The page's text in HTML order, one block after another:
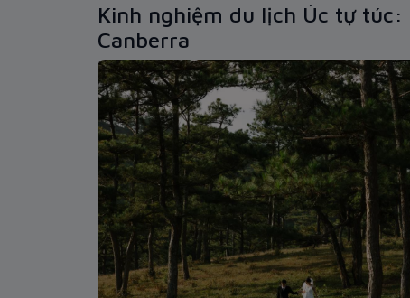
Kinh nghiệm du lịch Úc tự
Canberra